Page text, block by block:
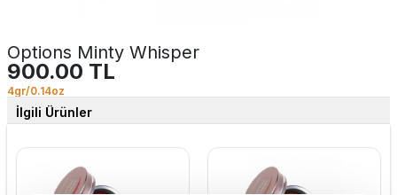
Options Minty Whisper
900.00 TL
4gr/0.14oz
İlgili Ürünler